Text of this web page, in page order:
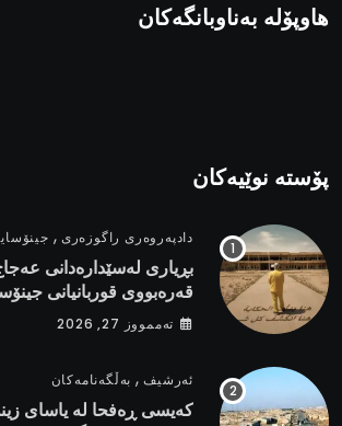
هاوپۆلە بەناوبانگەکان
پۆستە نوێیەکان
دادپەروەری راگوزەری ,
بڕیاری لەسێدارەدانی
قەرەبووی قوربانیانی
تەممووز 27, 2026
ئەرشیف, بەڵگەنامەکان
کەیسی ڕەفحا لە یاسای